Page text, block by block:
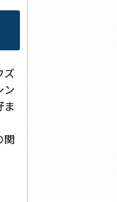
ズ
ン
ま
関